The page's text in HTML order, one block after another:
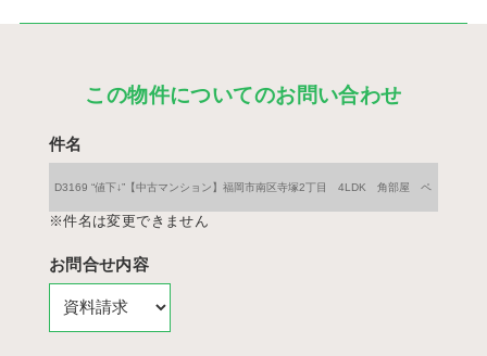
この物件についてのお問い合わせ
件名
※件名は変更できません
お問合せ内容